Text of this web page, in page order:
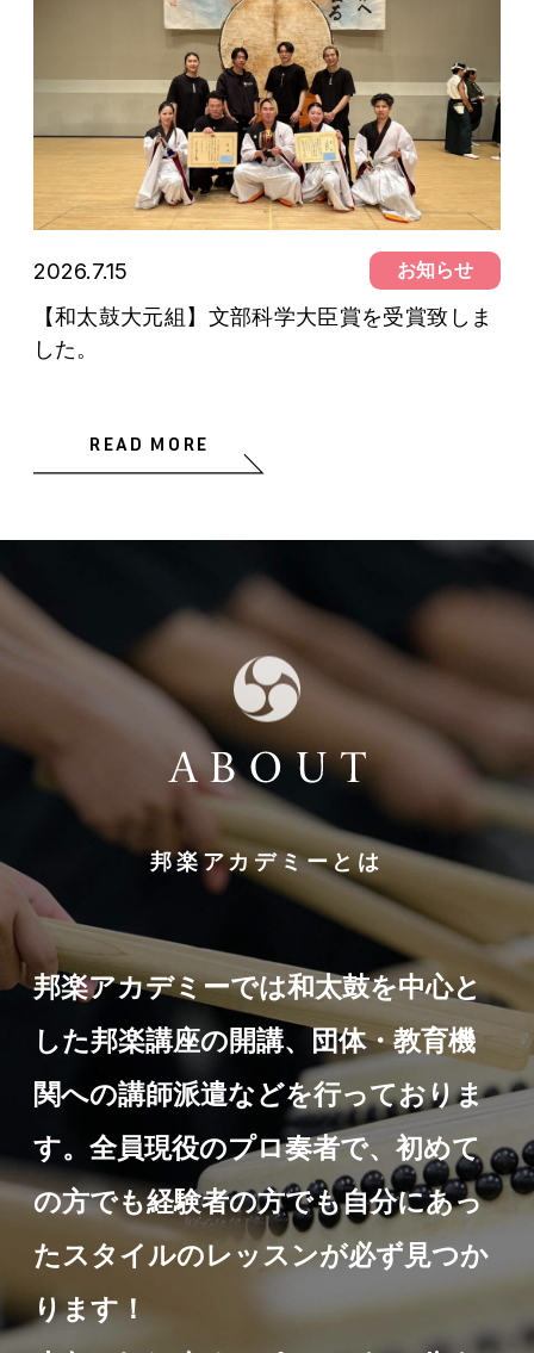
2026.7.15 お知らせ
【和太鼓大元組】文部科学大臣賞を受賞致しま
した。
READ MORE
邦楽アカデミーとは
邦楽アカデミーでは和太鼓を中心と
した邦楽講座の開講、団体・教育機
関への講師派遣などを行っておりま
す。全員現役のプロ奏者で、初めて
の方でも経験者の方でも自分にあっ
たスタイルのレッスンが必ず見つか
ります！